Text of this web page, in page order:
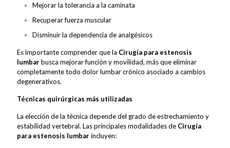
Mejorar la tolerancia a la caminata
Recuperar fuerza muscular
Disminuir la dependencia de analgésicos
Es importante comprender que la Cirugía para estenosis
lumbarbusca mejorar función y movilidad, más que eliminar
completamente todo dolor lumbar crónico asociado a cambios
degenerativos.
Técnicas quirúrgicas más utilizadas
La elección de la técnica depende del grado de estrechamiento y
estabilidad vertebral. Las principales modalidades de Cirugía
para estenosis lumbarincluyen: